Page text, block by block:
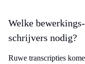
Welke
schrijvers nodig?
Ruwe transcripties